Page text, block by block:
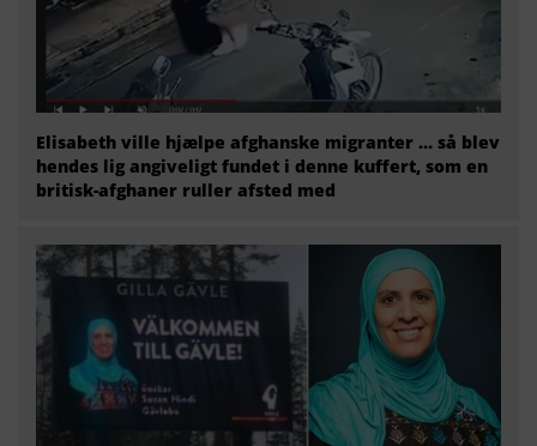
Elisabeth ville hjælpe afghanske migranter … så blev
hendes lig angiveligt fundet i denne kuffert, som en
britisk-afghaner ruller afsted med